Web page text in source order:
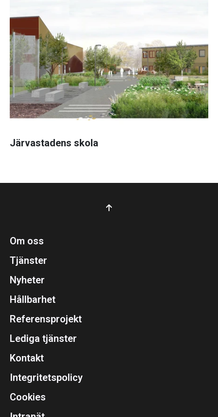
Järvastadens skola
Om oss
Tjänster
Nyheter
Hållbarhet
Referensprojekt
Lediga tjänster
Kontakt
Integritetspolicy
Cookies